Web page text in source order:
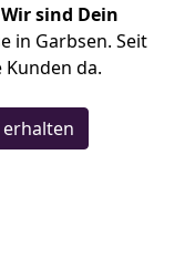
Wir sind Dein
in Garbsen. Seit
da.